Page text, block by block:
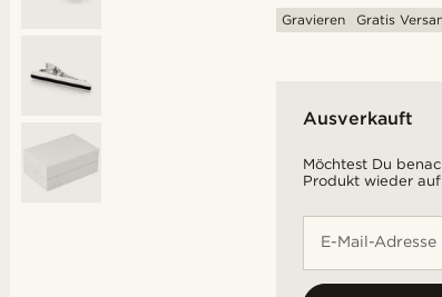
Gravieren Gratis
Ausverkauft
Möchtest Du
Produkt wieder
E-Mail-Adresse